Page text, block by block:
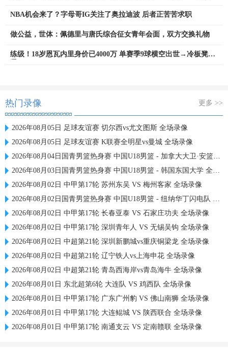
NBA机会来了？字母哥IG关注了奥拉迪波 后者正苦苦求职
做公益，世体：佩德里与唐氏综合征女青年会面，双方交换礼物
练级！18岁恩瓦内里身价已4000万 单赛季9球横空出世→冷板凳外
热门录像 更多 >>
2026年08月05日 足球友谊赛 切尔西vs尤文图斯 全场录像
2026年08月05日 足球友谊赛 K联赛全明星vs曼城 全场录像
2026年08月04日国青男篮热身赛 中国U18男篮 - 加拿大大卫·安篮球学院 全场录像
2026年08月03日国青男篮热身赛 中国U18男篮 - 韩国东国大学 全场录像
2026年08月02日 中甲第17轮 苏州东吴 VS 梅州客家 全场录像
2026年08月02日国青男篮热身赛 中国U18男篮 - 纽纳华丁闪电队 全场录像
2026年08月02日 中甲第17轮 长春亚泰 VS 石家庄功夫 全场录像
2026年08月02日 中甲第17轮 深圳青年人 VS 无锡吴钩 全场录像
2026年08月02日 中超第21轮 深圳新鹏城vs重庆铜梁龙 全场录像
2026年08月02日 中超第21轮 辽宁铁人vs上海申花 全场录像
2026年08月02日 中超第21轮 青岛西海岸vs青岛海牛 全场录像
2026年08月01日 东北超第6轮 大连队 VS 鸡西队 全场录像
2026年08月01日 中甲第17轮 广东广州豹 VS 佛山南狮 全场录像
2026年08月01日 中甲第17轮 大连鲲城 VS 陕西联合 全场录像
2026年08月01日 中甲第17轮 南通支云 VS 定南赣联 全场录像